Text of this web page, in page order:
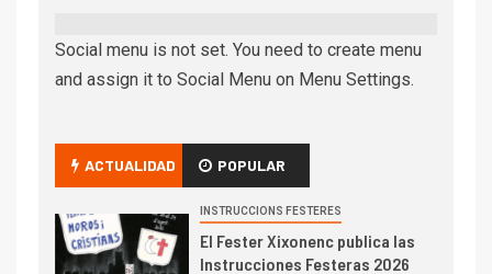
Social menu is not set. You need to create menu
and assign it to Social Menu on Menu Settings.
ACTUALIDAD POPULAR
INSTRUCCIONS FESTERES
El Fester Xixonenc publica las
Instrucciones Festeras 2026